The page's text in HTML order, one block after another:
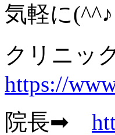
気軽に(^^♪
クリニ
https://
院長➡